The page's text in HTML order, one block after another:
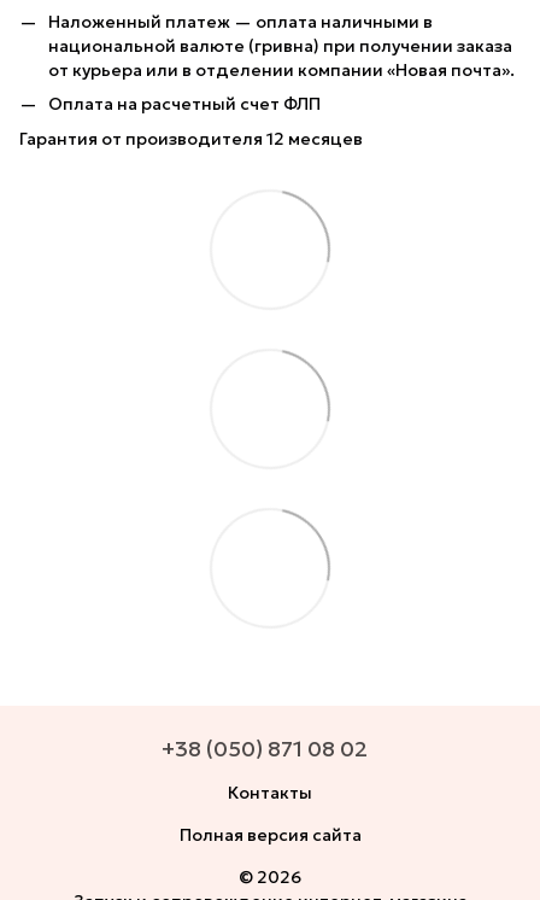
Наложенный платеж — оплата наличными в
национальной валюте (гривна) при получении заказа
от курьера или в отделении компании «Новая почта».
Оплата на расчетный счет ФЛП
Гарантия от производителя 12 месяцев
+38 (050) 871 08 02
Контакты
Полная версия сайта
© 2026